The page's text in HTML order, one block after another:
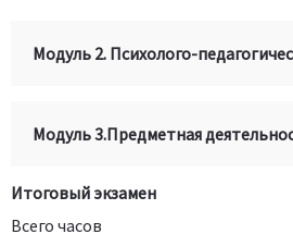
Модуль 2. Психолого-
Модуль 3.Предметная
Итоговый экзамен
Всего часов